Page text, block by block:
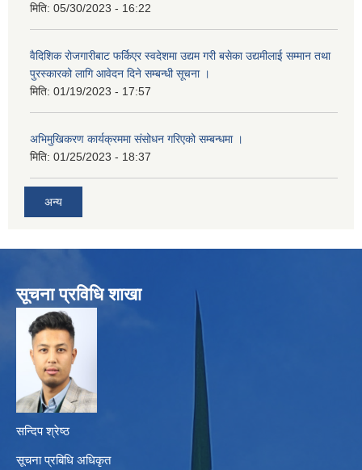
मिति: 05/30/2023 - 16:22
वैदिशिक रोजगारीबाट फर्किएर स्वदेशमा उद्यम गरी बसेका उद्यमीलाई सम्मान तथा
पुरस्कारको लागि आवेदन दिने सम्बन्धी सूचना ।
मिति: 01/19/2023 - 17:57
अभिमुखिकरण कार्यक्रममा संसोधन गरिएको सम्बन्धमा ।
मिति: 01/25/2023 - 18:37
अन्य
सूचना प्रविधि शाखा
सन्दिप श्रेष्ठ
सूचना प्रबिधि अधिकृत